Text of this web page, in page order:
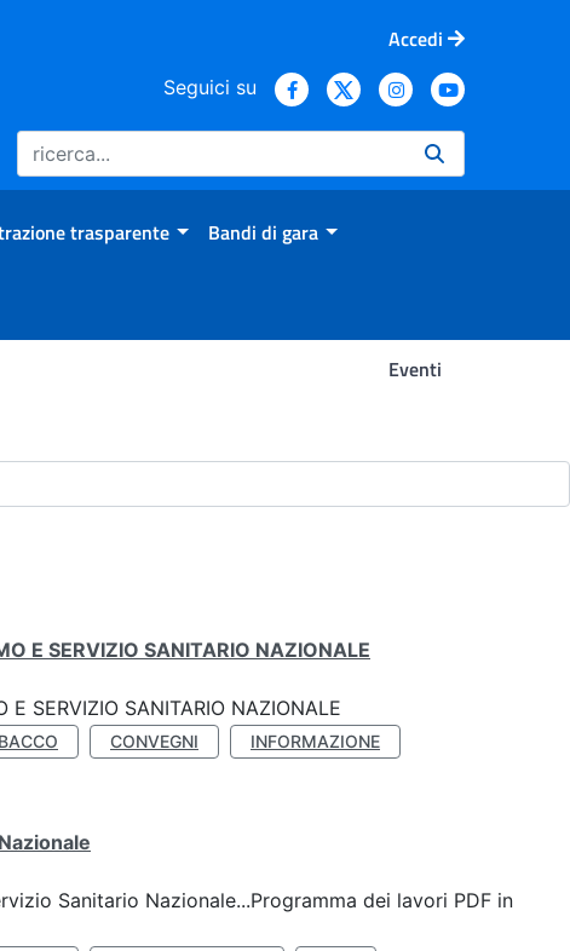
Accedi
Seguici su
trasparente Bandi di gara
Eventi
E SERVIZIO SANITARIO NAZIONALE
SERVIZIO SANITARIO NAZIONALE
CONVEGNI
INFORMAZIONE
Sanitario Nazionale...Programma dei lavori PDF in